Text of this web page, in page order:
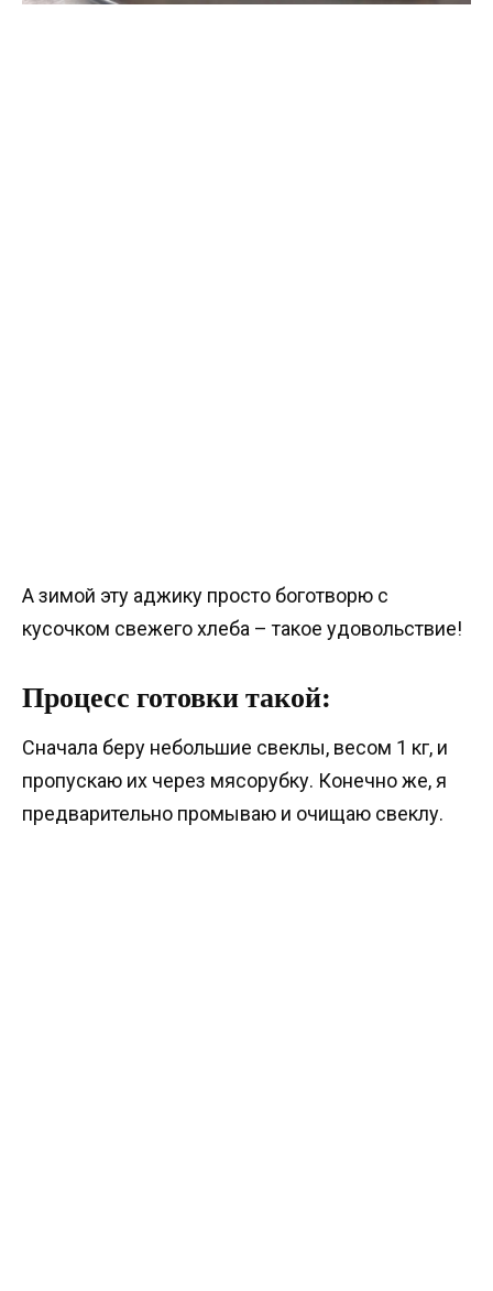
А зимой эту аджику просто боготворю с
кусочком свежего хлеба – такое удовольствие!
Процесс готовки такой:
Сначала беру небольшие свеклы, весом 1 кг, и
пропускаю их через мясорубку. Конечно же, я
предварительно промываю и очищаю свеклу.